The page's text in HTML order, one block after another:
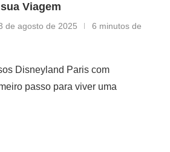
Viagem
de agosto de 2025
6 minutos de
Disneyland Paris com
passo para viver uma